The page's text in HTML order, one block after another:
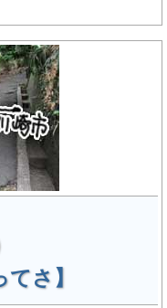
さ】